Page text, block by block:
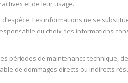
et de leur usage.
Les informations ne se
du choix des informations
périodes de maintenance technique,
de dommages directs ou indirects